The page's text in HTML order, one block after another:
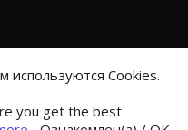
используются Cookies.
you get the best